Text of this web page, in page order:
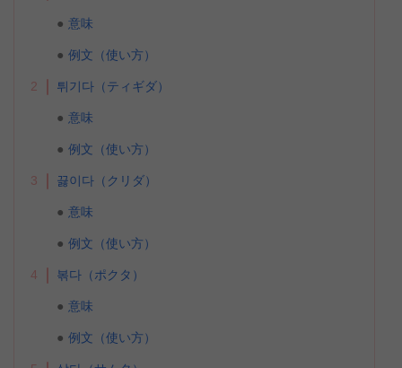
意味
例文（使い方）
2 튀기다（ティギダ）
意味
例文（使い方）
3 끓이다（クリダ）
意味
例文（使い方）
4 볶다（ポクタ）
意味
例文（使い方）